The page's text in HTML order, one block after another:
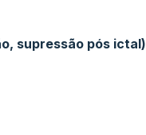
supressão pós ictal)